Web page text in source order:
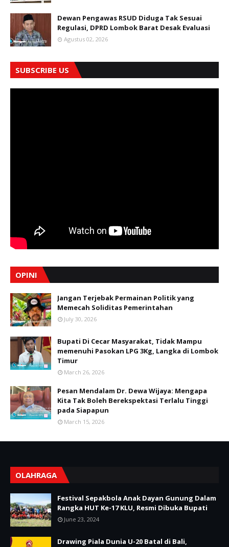
Dewan Pengawas RSUD Diduga Tak Sesuai
Regulasi, DPRD Lombok Barat Desak Evaluasi
Agustus 02, 2026
SUBSCRIBE US
OPINI
Jangan Terjebak Permainan Politik yang
Memecah Soliditas Pemerintahan
July 30, 2026
Bupati Di Cecar Masyarakat, Tidak Mampu
memenuhi Pasokan LPG 3Kg, Langka di Lombok
Timur
March 26, 2026
Pesan Mendalam Dr. Dewa Wijaya: Mengapa
Kita Tak Boleh Berekspektasi Terlalu Tinggi
pada Siapapun
March 15, 2026
OLAHRAGA
Festival Sepakbola Anak Dayan Gunung Dalam
Rangka HUT Ke-17 KLU, Resmi Dibuka Bupati
June 23, 2024
Drawing Piala Dunia U-20 Batal di Bali,